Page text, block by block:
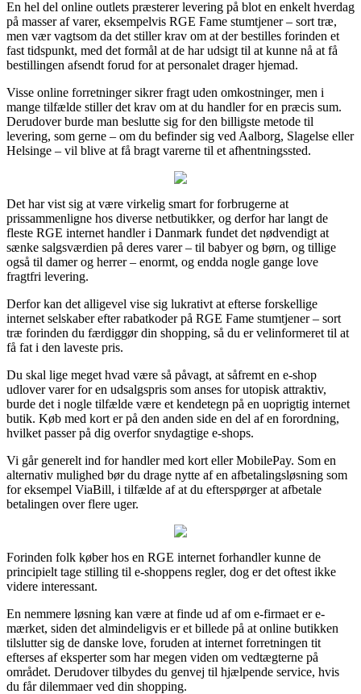
En hel del online outlets præsterer levering på blot en enkelt hverdag
på masser af varer, eksempelvis RGE Fame stumtjener – sort træ,
men vær vagtsom da det stiller krav om at der bestilles forinden et
fast tidspunkt, med det formål at de har udsigt til at kunne nå at få
bestillingen afsendt forud for at personalet drager hjemad.
Visse online forretninger sikrer fragt uden omkostninger, men i
mange tilfælde stiller det krav om at du handler for en præcis sum.
Derudover burde man beslutte sig for den billigste metode til
levering, som gerne – om du befinder sig ved Aalborg, Slagelse eller
Helsinge – vil blive at få bragt varerne til et afhentningssted.
Det har vist sig at være virkelig smart for forbrugerne at
prissammenligne hos diverse netbutikker, og derfor har langt de
fleste RGE internet handler i Danmark fundet det nødvendigt at
sænke salgsværdien på deres varer – til babyer og børn, og tillige
også til damer og herrer – enormt, og endda nogle gange love
fragtfri levering.
Derfor kan det alligevel vise sig lukrativt at efterse forskellige
internet selskaber efter rabatkoder på RGE Fame stumtjener – sort
træ forinden du færdiggør din shopping, så du er velinformeret til at
få fat i den laveste pris.
Du skal lige meget hvad være så påvagt, at såfremt en e-shop
udlover varer for en udsalgspris som anses for utopisk attraktiv,
burde det i nogle tilfælde være et kendetegn på en uoprigtig internet
butik. Køb med kort er på den anden side en del af en forordning,
hvilket passer på dig overfor snydagtige e-shops.
Vi går generelt ind for handler med kort eller MobilePay. Som en
alternativ mulighed bør du drage nytte af en afbetalingsløsning som
for eksempel ViaBill, i tilfælde af at du efterspørger at afbetale
betalingen over flere uger.
Forinden folk køber hos en RGE internet forhandler kunne de
principielt tage stilling til e-shoppens regler, dog er det oftest ikke
videre interessant.
En nemmere løsning kan være at finde ud af om e-firmaet er e-
mærket, siden det almindeligvis er et billede på at online butikken
tilslutter sig de danske love, foruden at internet forretningen tit
efterses af eksperter som har megen viden om vedtægterne på
området. Derudover tilbydes du genvej til hjælpende service, hvis
du får dilemmaer ved din shopping.